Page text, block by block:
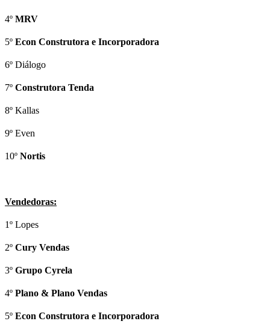
4º MRV
5º Econ Construtora e Incorporadora
6º Diálogo
7º Construtora Tenda
8º Kallas
9º Even
10º Nortis
Vendedoras:
1º Lopes
2º Cury Vendas
3º Grupo Cyrela
4º Plano & Plano Vendas
5º Econ Construtora e Incorporadora